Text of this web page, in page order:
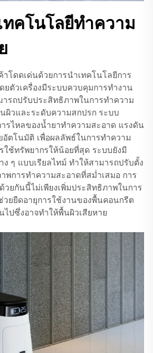
คโนโลยีทําความ
โดดเด่นด้วยการนำเทคโนโลยีการ
ตัวเครื่องมีระบบควบคุมการทำงาน
ารถปรับประสิทธิภาพในการทำความ
ผิวและระดับความสกปรก ระบบ
รไหลของน้ำยาทำความสะอาด แรงดัน
ตโนมัติ เพื่อผลลัพธ์ในการทำความ
ช้ทรัพยากรให้น้อยที่สุด ระบบยังมี
ๆ แบบเรียลไทม์ ทำให้สามารถปรับตั้ง
การทำความสะอาดที่สม่ำเสมอ การ
วยกันนี้ไม่เพียงเพิ่มประสิทธิภาพในการ
ยยืดอายุการใช้งานของพื้นคอนกรีต
ไปซึ่งอาจทำให้พื้นผิวเสียหาย